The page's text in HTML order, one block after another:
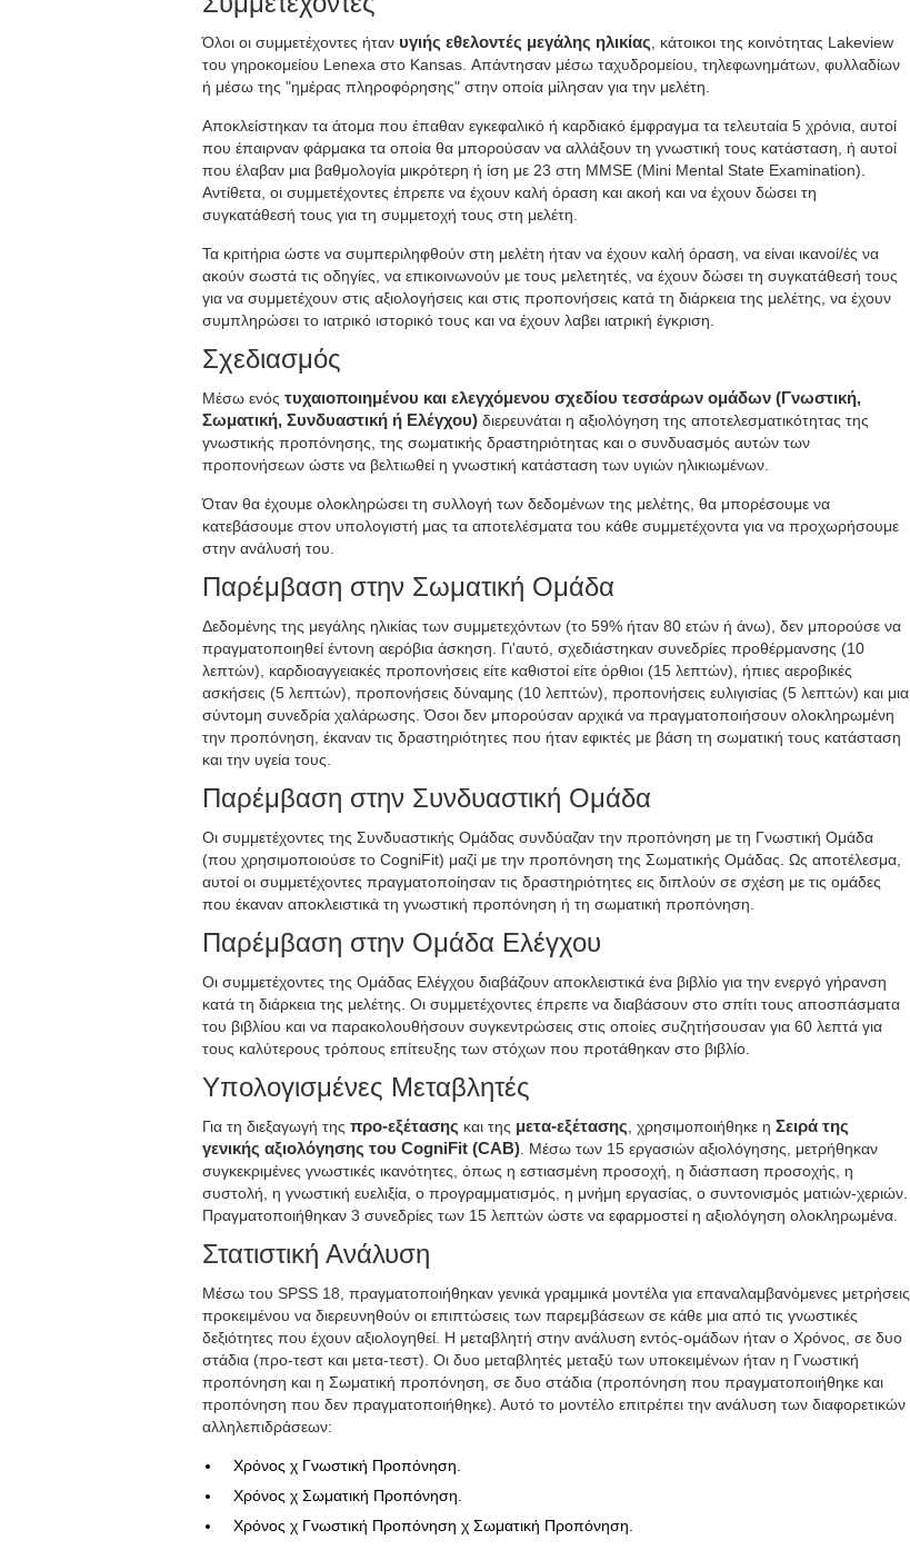
Όλοι οι συμμετέχοντες ήταν υγιής εθελοντές μεγάλης ηλικίας , κάτοικοι της κοινότητας Lakeview
του γηροκομείου Lenexa στο Kansas. Απάντησαν μέσω ταχυδρομείου, τηλεφωνημάτων, φυλλαδίων
ή μέσω της "ημέρας πληροφόρησης" στην οποία μίλησαν για την μελέτη.
Αποκλείστηκαν τα άτομα που έπαθαν εγκεφαλικό ή καρδιακό έμφραγμα τα τελευταία 5 χρόνια, αυτοί
που έπαιρναν φάρμακα τα οποία θα μπορούσαν να αλλάξουν τη γνωστική τους κατάσταση, ή αυτοί
που έλαβαν μια βαθμολογία μικρότερη ή ίση με 23 στη MMSE (Mini Mental State Examination).
Αντίθετα, οι συμμετέχοντες έπρεπε να έχουν καλή όραση και ακοή και να έχουν δώσει τη
συγκατάθεσή τους για τη συμμετοχή τους στη μελέτη.
Τα κριτήρια ώστε να συμπεριληφθούν στη μελέτη ήταν να έχουν καλή όραση, να είναι ικανοί/ές να
ακούν σωστά τις οδηγίες, να επικοινωνούν με τους μελετητές, να έχουν δώσει τη συγκατάθεσή τους
για να συμμετέχουν στις αξιολογήσεις και στις προπονήσεις κατά τη διάρκεια της μελέτης, να έχουν
συμπληρώσει το ιατρικό ιστορικό τους και να έχουν λαβει ιατρική έγκριση.
Σχεδιασμός
Μέσω ενός τυχαιοποιημένου και ελεγχόμενου σχεδίου τεσσάρων ομάδων (Γνωστική,
Σωματική, Συνδυαστική ή Ελέγχου) διερευνάται η αξιολόγηση της αποτελεσματικότητας της
γνωστικής προπόνησης, της σωματικής δραστηριότητας και ο συνδυασμός αυτών των
προπονήσεων ώστε να βελτιωθεί η γνωστική κατάσταση των υγιών ηλικιωμένων.
Όταν θα έχουμε ολοκληρώσει τη συλλογή των δεδομένων της μελέτης, θα μπορέσουμε να
κατεβάσουμε στον υπολογιστή μας τα αποτελέσματα του κάθε συμμετέχοντα για να προχωρήσουμε
στην ανάλυσή του.
Παρέμβαση στην Σωματική Ομάδα
Δεδομένης της μεγάλης ηλικίας των συμμετεχόντων (το 59% ήταν 80 ετών ή άνω), δεν μπορούσε να
πραγματοποιηθεί έντονη αερόβια άσκηση. Γι'αυτό, σχεδιάστηκαν συνεδρίες προθέρμανσης (10
λεπτών), καρδιοαγγειακές προπονήσεις είτε καθιστοί είτε όρθιοι (15 λεπτών), ήπιες αεροβικές
ασκήσεις (5 λεπτών), προπονήσεις δύναμης (10 λεπτών), προπονήσεις ευλιγισίας (5 λεπτών) και μια
σύντομη συνεδρία χαλάρωσης. Όσοι δεν μπορούσαν αρχικά να πραγματοποιήσουν ολοκληρωμένη
την προπόνηση, έκαναν τις δραστηριότητες που ήταν εφικτές με βάση τη σωματική τους κατάσταση
και την υγεία τους.
Παρέμβαση στην Συνδυαστική Ομάδα
Οι συμμετέχοντες της Συνδυαστικής Ομάδας συνδύαζαν την προπόνηση με τη Γνωστική Ομάδα
(που χρησιμοποιούσε το CogniFit) μαζί με την προπόνηση της Σωματικής Ομάδας. Ως αποτέλεσμα,
αυτοί οι συμμετέχοντες πραγματοποίησαν τις δραστηριότητες εις διπλούν σε σχέση με τις ομάδες
που έκαναν αποκλειστικά τη γνωστική προπόνηση ή τη σωματική προπόνηση.
Παρέμβαση στην Ομάδα Ελέγχου
Οι συμμετέχοντες της Ομάδας Ελέγχου διαβάζουν αποκλειστικά ένα βιβλίο για την ενεργό γήρανση
κατά τη διάρκεια της μελέτης. Οι συμμετέχοντες έπρεπε να διαβάσουν στο σπίτι τους αποσπάσματα
του βιβλίου και να παρακολουθήσουν συγκεντρώσεις στις οποίες συζητήσουσαν για 60 λεπτά για
τους καλύτερους τρόπους επίτευξης των στόχων που προτάθηκαν στο βιβλίο.
Υπολογισμένες Μεταβλητές
Για τη διεξαγωγή της προ-εξέτασης και της μετα-εξέτασης , χρησιμοποιήθηκε η Σειρά της
γενικής αξιολόγησης του CogniFit (CAB) . Μέσω των 15 εργασιών αξιολόγησης, μετρήθηκαν
συγκεκριμένες γνωστικές ικανότητες, όπως η εστιασμένη προσοχή, η διάσπαση προσοχής, η
συστολή, η γνωστική ευελιξία, ο προγραμματισμός, η μνήμη εργασίας, ο συντονισμός ματιών-χεριών.
Πραγματοποιήθηκαν 3 συνεδρίες των 15 λεπτών ώστε να εφαρμοστεί η αξιολόγηση ολοκληρωμένα.
Στατιστική Ανάλυση
Μέσω του SPSS 18, πραγματοποιήθηκαν γενικά γραμμικά μοντέλα για επαναλαμβανόμενες μετρήσεις
προκειμένου να διερευνηθούν οι επιπτώσεις των παρεμβάσεων σε κάθε μια από τις γνωστικές
δεξιότητες που έχουν αξιολογηθεί. Η μεταβλητή στην ανάλυση εντός-ομάδων ήταν ο Χρόνος, σε δυο
στάδια (προ-τεστ και μετα-τεστ). Οι δυο μεταβλητές μεταξύ των υποκειμένων ήταν η Γνωστική
προπόνηση και η Σωματική προπόνηση, σε δυο στάδια (προπόνηση που πραγματοποιήθηκε και
προπόνηση που δεν πραγματοποιήθηκε). Αυτό το μοντέλο επιτρέπει την ανάλυση των διαφορετικών
αλληλεπιδράσεων:
Χρόνος χ Γνωστική Προπόνηση.
Χρόνος χ Σωματική Προπόνηση.
Χρόνος χ Γνωστική Προπόνηση χ Σωματική Προπόνηση.